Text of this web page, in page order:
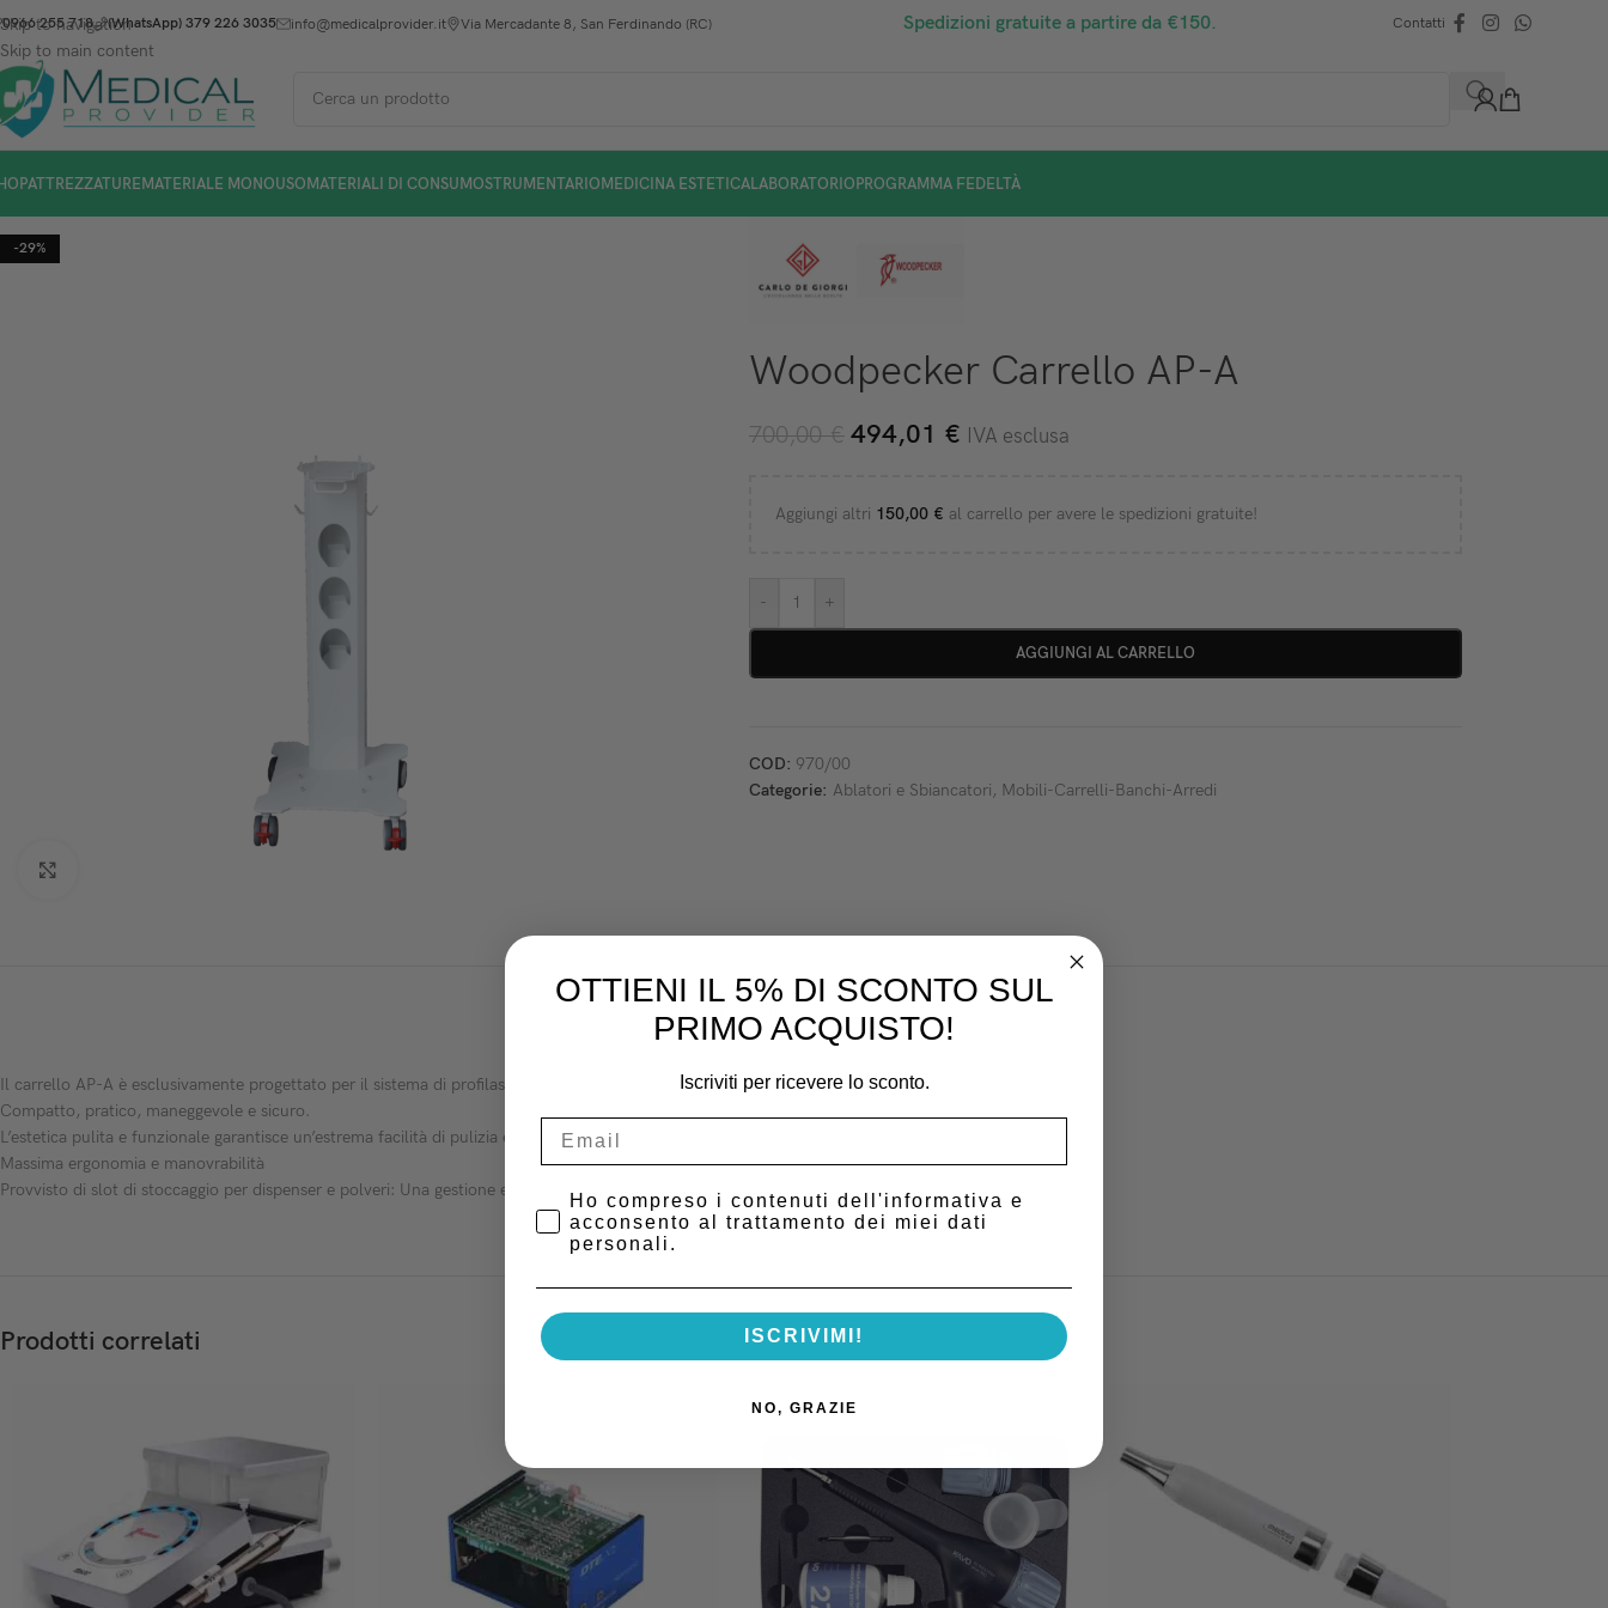
Skip to navigation
Skip to main content
0966 255 718 (WhatsApp) 379 226 3035 info@medicalprovider.it Via Mercadante 8, San Ferdinando (RC) Spedizioni gratuite a partire da €150. Contatti
ATTREZZATUREMATERIALE MONOUSOMATERIALI DI CONSUMOSTRUMENTARIOMEDICINA ESTETICALABORATORIOPROGRAMMA FEDELTÀ
-29%
Woodpecker Carrello AP-A
700,00€ 494,01 € IVA esclusa
Aggiungi altri 150,00 € al carrello per avere le spedizioni gratuite!
- +
AGGIUNGI AL CARRELLO
COD: 970/00
Categorie: Ablatori e Sbiancatori, Mobili-Carrelli-Banchi-Arredi
DESCRIZIONE
Il carrello AP-A è esclusivamente progettato per il sistema di profilassi Woodpecker.
Compatto, pratico, maneggevole e sicuro.
L’estetica pulita e funzionale garantisce un’estrema facilità di pulizia e manutenzione azzerando i rischi
Massima ergonomia e manovrabilità
Provvisto di slot di stoccaggio per dispenser e polveri: Una gestione efficace degli spazi si traduce in maggior igiene ed efficienza.
Prodotti correlati
OTTIENI IL 5% DI SCONTO SUL
PRIMO ACQUISTO!
Iscriviti per ricevere lo sconto.
Privacy Policy
Ho compreso i contenuti dell'informativa e
acconsento al trattamento dei miei dati
personali.
ISCRIVIMI!
NO, GRAZIE